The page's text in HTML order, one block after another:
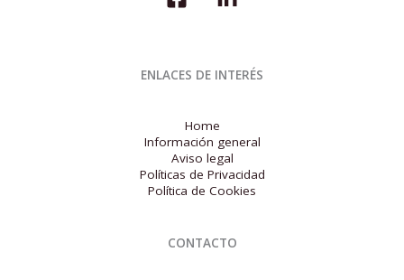
ENLACES DE INTERÉS
Home
Información general
Aviso legal
Políticas de Privacidad
Política de Cookies
CONTACTO